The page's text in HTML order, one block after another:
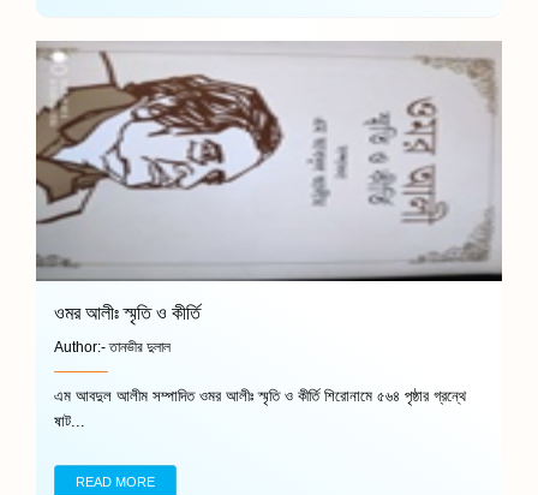
ওমর আলীঃ স্মৃতি ও কীর্তি
Author:-তানভীর দুলাল
এম আবদুল আলীম সম্পাদিত ওমর আলীঃ স্মৃতি ও কীর্তি শিরোনামে ৫৬৪ পৃষ্ঠার গ্রন্থে
ষাট...
READ MORE